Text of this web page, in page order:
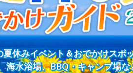
休みイベント＆おでかけスポ
海水浴場、BBQ・キャンプ場